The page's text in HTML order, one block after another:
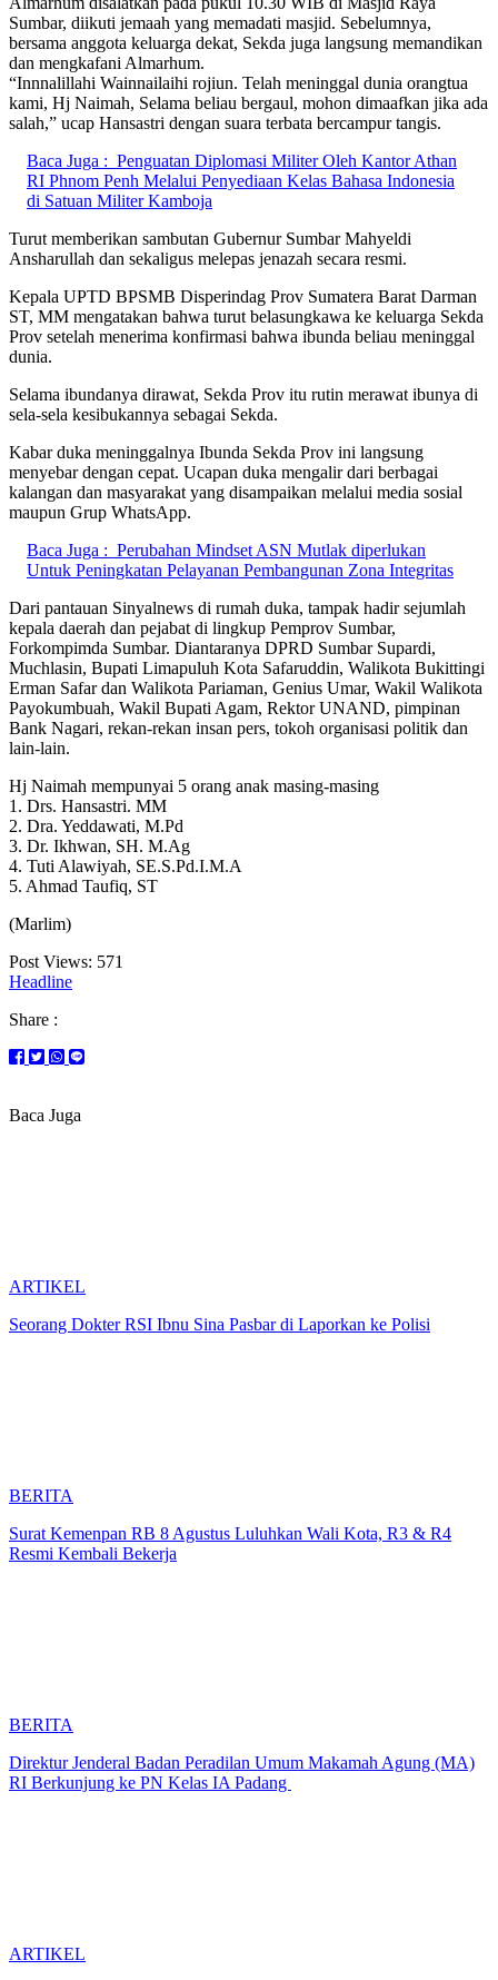
Sumbar, diikuti jemaah yang memadati masjid. Sebelumnya,
bersama anggota keluarga dekat, Sekda juga langsung memandikan
dan mengkafani Almarhum.
“Innnalillahi Wainnailaihi rojiun. Telah meninggal dunia orangtua
kami, Hj Naimah, Selama beliau bergaul, mohon dimaafkan jika ada
salah,” ucap Hansastri dengan suara terbata bercampur tangis.
Baca Juga : Penguatan Diplomasi Militer Oleh Kantor Athan
RI Phnom Penh Melalui Penyediaan Kelas Bahasa Indonesia
di Satuan Militer Kamboja
Turut memberikan sambutan Gubernur Sumbar Mahyeldi
Ansharullah dan sekaligus melepas jenazah secara resmi.
Kepala UPTD BPSMB Disperindag Prov Sumatera Barat Darman
ST, MM mengatakan bahwa turut belasungkawa ke keluarga Sekda
Prov setelah menerima konfirmasi bahwa ibunda beliau meninggal
dunia.
Selama ibundanya dirawat, Sekda Prov itu rutin merawat ibunya di
sela-sela kesibukannya sebagai Sekda.
Kabar duka meninggalnya Ibunda Sekda Prov ini langsung
menyebar dengan cepat. Ucapan duka mengalir dari berbagai
kalangan dan masyarakat yang disampaikan melalui media sosial
maupun Grup WhatsApp.
Baca Juga : Perubahan Mindset ASN Mutlak diperlukan
Untuk Peningkatan Pelayanan Pembangunan Zona Integritas
Dari pantauan Sinyalnews di rumah duka, tampak hadir sejumlah
kepala daerah dan pejabat di lingkup Pemprov Sumbar,
Forkompimda Sumbar. Diantaranya DPRD Sumbar Supardi,
Muchlasin, Bupati Limapuluh Kota Safaruddin, Walikota Bukittingi
Erman Safar dan Walikota Pariaman, Genius Umar, Wakil Walikota
Payokumbuah, Wakil Bupati Agam, Rektor UNAND, pimpinan
Bank Nagari, rekan-rekan insan pers, tokoh organisasi politik dan
lain-lain.
Hj Naimah mempunyai 5 orang anak masing-masing
1. Drs. Hansastri. MM
2. Dra. Yeddawati, M.Pd
3. Dr. Ikhwan, SH. M.Ag
4. Tuti Alawiyah, SE.S.Pd.I.M.A
5. Ahmad Taufiq, ST
(Marlim)
Post Views: 571
Headline
Share :
Baca Juga
ARTIKEL
Seorang Dokter RSI Ibnu Sina Pasbar di Laporkan ke Polisi
BERITA
Surat Kemenpan RB 8 Agustus Luluhkan Wali Kota, R3 & R4
Resmi Kembali Bekerja
BERITA
Direktur Jenderal Badan Peradilan Umum Makamah Agung (MA)
RI Berkunjung ke PN Kelas IA Padang
ARTIKEL